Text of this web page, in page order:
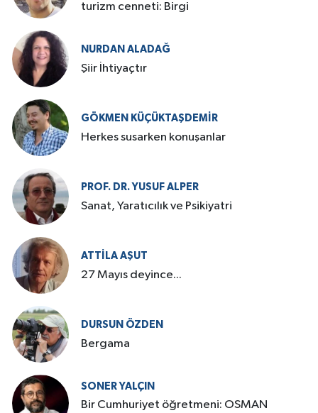
turizm cenneti: Birgi
NURDAN ALADAĞ
Şiir İhtiyaçtır
GÖKMEN KÜÇÜKTAŞDEMIR
Herkes susarken konuşanlar
PROF. DR. YUSUF ALPER
Sanat, Yaratıcılık ve Psikiyatri
ATTILA AŞUT
27 Mayıs deyince...
DURSUN ÖZDEN
Bergama
SONER YALÇIN
Bir Cumhuriyet öğretmeni: OSMAN